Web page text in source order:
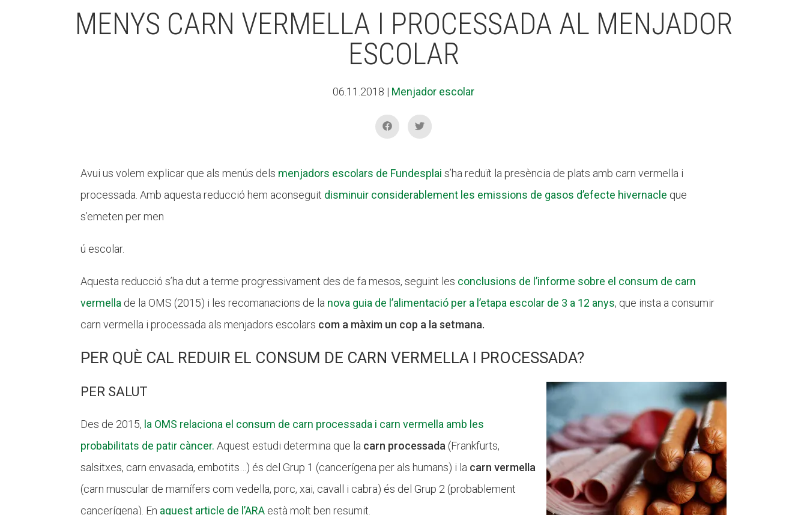
MENYS CARN VERMELLA I PROCESSADA AL MENJADOR
ESCOLAR
06.11.2018 | Menjador escolar
Avui us volem explicar que als menús dels menjadors escolars de Fundesplai s’ha reduït la presència de plats amb carn vermella i
processada. Amb aquesta reducció hem aconseguit disminuir considerablement les emissions de gasos d’efecte hivernacle que
s’emeten per men
ú escolar.
Aquesta reducció s’ha dut a terme progressivament des de fa mesos, seguint les conclusions de l’informe sobre el consum de carn
vermella de la OMS (2015) i les recomanacions de la nova guia de l’alimentació per a l’etapa escolar de 3 a 12 anys, que insta a consumir
carn vermella i processada als menjadors escolars com a màxim un cop a la setmana.
PER QUÈ CAL REDUIR EL CONSUM DE CARN VERMELLA I PROCESSADA?
PER SALUT
Des de 2015, la OMS relaciona el consum de carn processada i carn vermella amb les
probabilitats de patir càncer. Aquest estudi determina que la carn processada (Frankfurts,
salsitxes, carn envasada, embotits…) és del Grup 1 (cancerígena per als humans) i la carn vermella
(carn muscular de mamífers com vedella, porc, xai, cavall i cabra) és del Grup 2 (probablement
cancerígena). En aquest article de l’ARA està molt ben resumit.